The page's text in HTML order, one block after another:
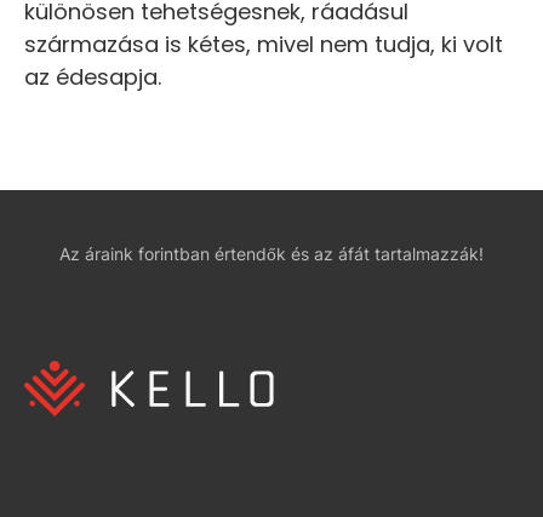
különösen tehetségesnek, ráadásul
származása is kétes, mivel nem tudja, ki volt
az édesapja.
Az áraink forintban értendők és az áfát tartalmazzák!